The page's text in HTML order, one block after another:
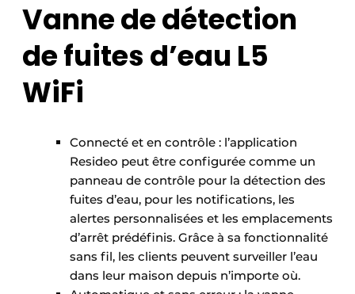
Vanne de détection
de fuites d’eau L5
WiFi
Connecté et en contrôle : l’application
Resideo peut être configurée comme un
panneau de contrôle pour la détection des
fuites d’eau, pour les notifications, les
alertes personnalisées et les emplacements
d’arrêt prédéfinis. Grâce à sa fonctionnalité
sans fil, les clients peuvent surveiller l’eau
dans leur maison depuis n’importe où.